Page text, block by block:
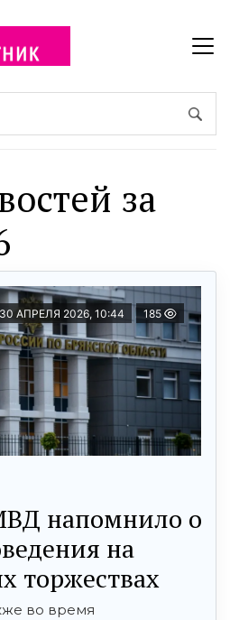
за
30 АПРЕЛЯ 2026, 10:44 185
напомнило о
на
торжествах
во время